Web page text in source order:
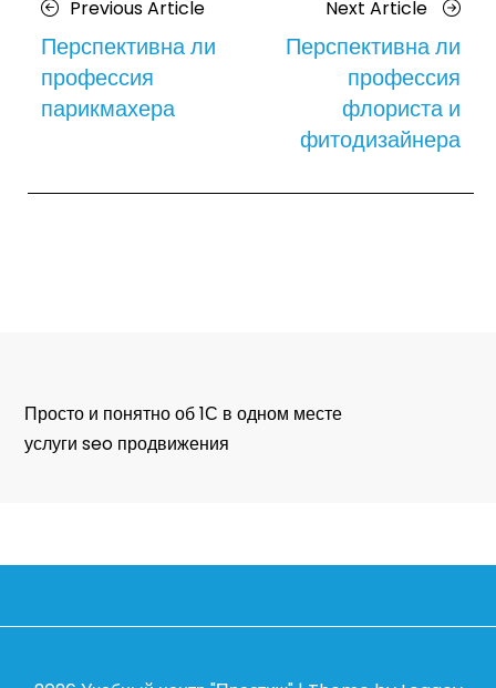
navigation
Previous ArticlePrevious
Article
Перспективна ли
профессия
парикмахера
Next Article
Next
Article
Перспективна ли
профессия
флориста и
фитодизайнера
Просто и понятно об 1С в одном месте
услуги seo продвижения